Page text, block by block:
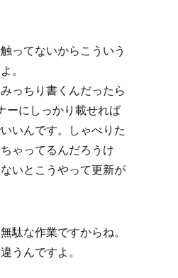
ってないからこういう
。
っちり書くんだったら
ーにしっかり載せれば
いんです。しゃべりた
ゃってるんだろうけ
いとこうやって更新が
駄な作業ですからね。
うんですよ。